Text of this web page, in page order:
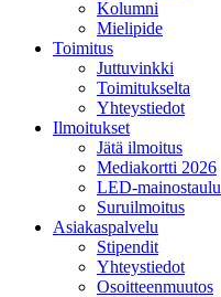
Kolumni
Mielipide
Toimitus
Juttuvinkki
Toimitukselta
Yhteystiedot
Ilmoitukset
Jätä ilmoitus
Mediakortti 2026
LED-mainostaulu
Suruilmoitus
Asiakaspalvelu
Stipendit
Yhteystiedot
Osoitteenmuutos